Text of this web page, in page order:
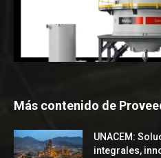
Más contenido de
UNACEM:
integrales,